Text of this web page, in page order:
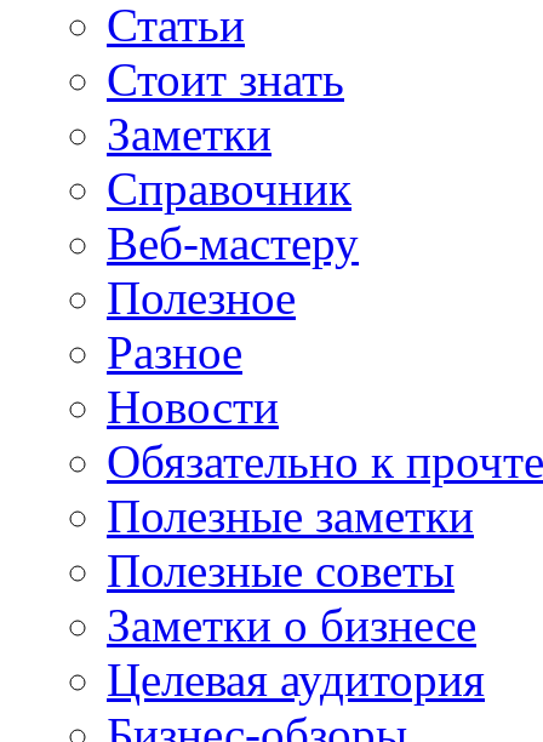
Статьи
Стоит знать
Заметки
Справочник
Веб-мастеру
Полезное
Разное
Новости
Обязательно к
Полезные заметки
Полезные советы
Заметки о бизнесе
Целевая аудитория